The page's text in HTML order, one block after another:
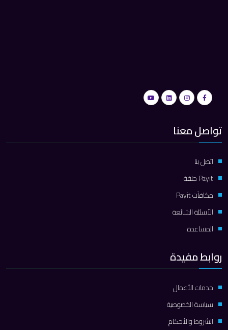
تواصل معنا
اتصل بنا
Payit حلقة
مكافآت Payit
الأسئلة الشائعة
المساعدة
روابط مفيدة
خدمات الأعمال
سياسة الخصوصية
الشروط والأحكام